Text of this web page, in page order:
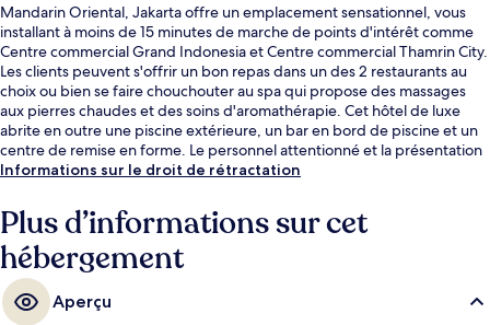
Mandarin Oriental, Jakarta offre un emplacement sensationnel, vous
installant à moins de 15 minutes de marche de points d'intérêt comme
Centre commercial Grand Indonesia et Centre commercial Thamrin City.
Les clients peuvent s'offrir un bon repas dans un des 2 restaurants au
choix ou bien se faire chouchouter au spa qui propose des massages
aux pierres chaudes et des soins d'aromathérapie. Cet hôtel de luxe
abrite en outre une piscine extérieure, un bar en bord de piscine et un
centre de remise en forme. Le personnel attentionné et la présentation
générale remportent un vif succès auprès des autres voyageurs. Les
MRT Dukuh Atas est à 7 min et Station de MRT Bundaran HI, à 11 min.
Informations sur le droit de rétractation
Plus d’informations sur cet
hébergement
Aperçu